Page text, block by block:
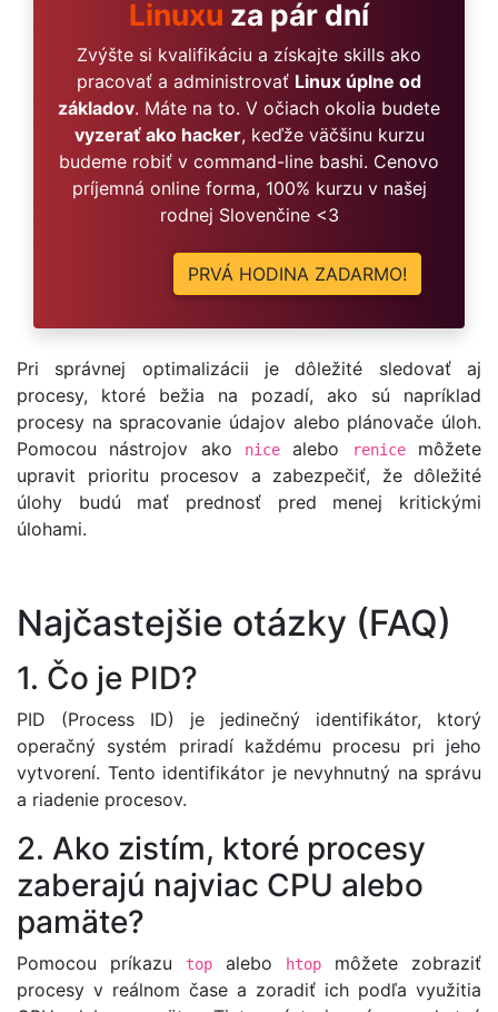
Linuxu za pár dní
Zvýšte si kvalifikáciu a získajte skills ako
pracovať a administrovať Linux úplne od
základov. Máte na to. V očiach okolia budete
vyzerať ako hacker, keďže väčšinu kurzu
budeme robiť v command-line bashi. Cenovo
príjemná online forma, 100% kurzu v našej
rodnej Slovenčine <3
PRVÁ HODINA ZADARMO!
Pri správnej optimalizácii je dôležité sledovať aj
procesy, ktoré bežia na pozadí, ako sú napríklad
procesy na spracovanie údajov alebo plánovače úloh.
Pomocou nástrojov ako
nice alebo renicemôžete
upravit prioritu procesov a zabezpečiť, že dôležité
úlohy budú mať prednosť pred menej kritickými
úlohami.
Najčastejšie otázky (FAQ)
1. Čo je PID?
PID (Process ID) je jedinečný identifikátor, ktorý
operačný systém priradí každému procesu pri jeho
vytvorení. Tento identifikátor je nevyhnutný na správu
a riadenie procesov.
2. Ako zistím, ktoré procesy
zaberajú najviac CPU alebo
pamäte?
Pomocou príkazu top alebo htop
môžete zobraziť
procesy v reálnom čase a zoradiť ich podľa využitia